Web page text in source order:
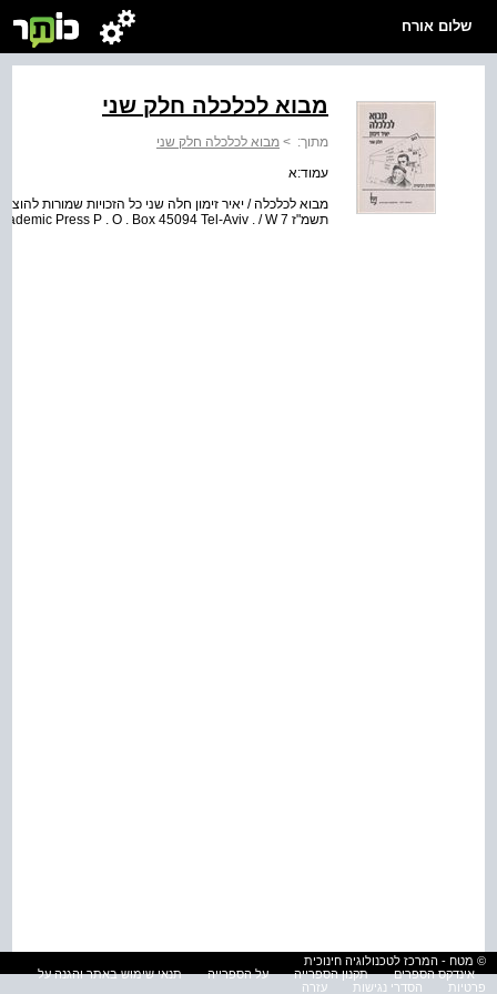
שלום אורח
מבוא לכלכלה חלק שני
מתוך: > מבוא לכלכלה חלק שני
עמוד:א
תשמ"ז All Rights Reserved to Dekel Academic Press P . O . Box 45094 Tel-Aviv . / W 7
© מטח - המרכז לטכנולוגיה חינוכית
אינדקס הספרים
תקנון הספרייה על הספרייה
תנאי שימוש באתר והגנה על
פרטיות
הסדרי נגישות עזרה